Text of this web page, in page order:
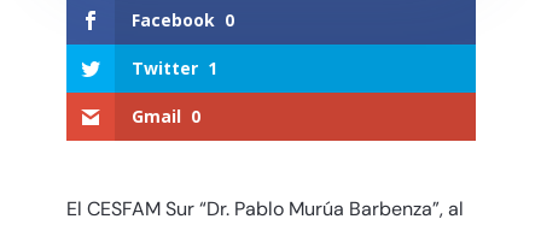
Facebook 0
Twitter 1
Gmail 0
El CESFAM Sur “Dr. Pablo Murúa Barbenza”, al